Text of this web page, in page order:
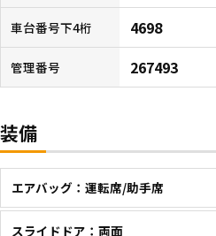
車台番号下4桁 4698
管理番号 267493
装備
エアバッグ：運転席/助手席
スライドドア：両面